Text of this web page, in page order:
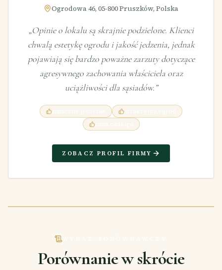
Ogrodowa 46, 05-800 Pruszków, Polska
„Opinie o lokalu są skrajnie podzielone. Klienci
chwalą estetykę ogrodu i jakość jedzenia, jednak
pojawiają się bardzo poważne zarzuty dotyczące
agresywnego zachowania właściciela oraz
uciążliwości dla sąsiadów.”
miła obsługa
ZOBACZ PROFIL FIRMY
WYKAZ PORÓWNAWCZY
Porównanie w skrócie